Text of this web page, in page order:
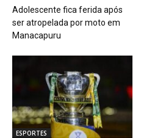
Adolescente fica ferida após
ser atropelada por moto em
Manacapuru
ESPORTES